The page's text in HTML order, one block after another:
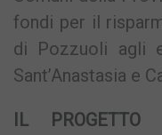
fondi per il
di Pozzuoli agli
Sant’Anastasia e
IL PROGETTO